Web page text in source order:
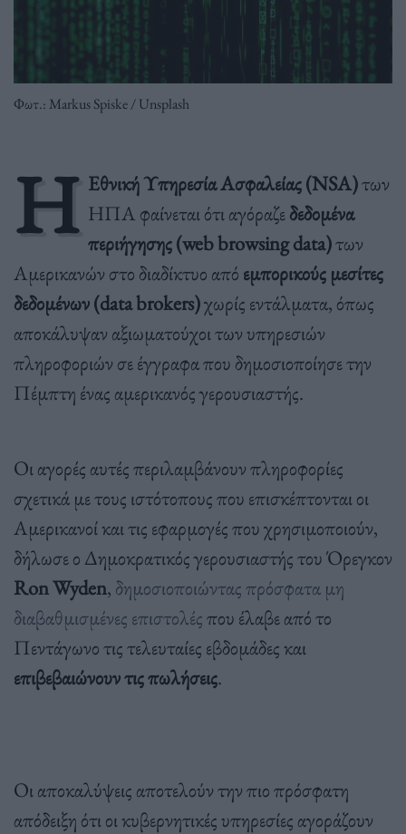
Φωτ.: Markus Spiske / Unsplash
Η Εθνική Υπηρεσία Ασφαλείας (NSA)των
ΗΠΑ φαίνεται ότι αγόραζεδεδομένα
περιήγησης (web browsing data)των
Αμερικανών στο διαδίκτυο από εμπορικούς μεσίτες
δεδομένων (data brokers)χωρίς εντάλματα, όπως
αποκάλυψαν αξιωματούχοι των υπηρεσιών
πληροφοριών σε έγγραφα που δημοσιοποίησε την
Πέμπτη ένας αμερικανός γερουσιαστής.
Οι αγορές αυτές περιλαμβάνουν πληροφορίες
σχετικά με τους ιστότοπους που επισκέπτονται οι
Αμερικανοί και τις εφαρμογές που χρησιμοποιούν,
δήλωσε ο Δημοκρατικός γερουσιαστής του Όρεγκον
Ron Wyden, δημοσιοποιώντας πρόσφατα μη
διαβαθμισμένες επιστολέςπου έλαβε από το
Πεντάγωνο τις τελευταίες εβδομάδες και
επιβεβαιώνουν τις πωλήσεις.
Οι αποκαλύψεις αποτελούν την πιο πρόσφατη
απόδειξη ότι οι κυβερνητικές υπηρεσίες αγοράζουν